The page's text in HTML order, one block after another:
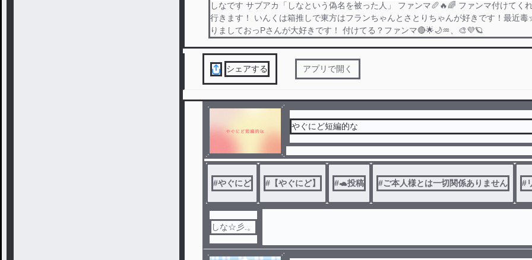
しなです サブアカ「しなという偽名を被った人」 ファンマ🥖🔥🌈 ファンマ付けてく
行きます！ いんくは箱推しで東方はフランちゃんとさとりちゃんが好きです！最近
りましておっPさんが大好きです！ 付けてる？ファンマ🔴🌟🌙♒、🎨💜🪐
シェアする アプリで開く
やぐにど短編的な
#やぐにど # 【やぐにど】 #🐢投稿 #ご本人様とは一切関係ありません #
しな☆彡.。